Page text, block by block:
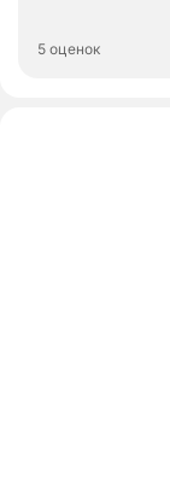
5 оценок